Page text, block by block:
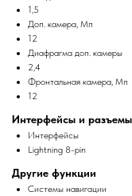
1,5
Доп. камера, Мп
12
Диафрагма доп. камеры
2,4
Фронтальная камера, Мп
12
Интерфейсы и разъемы
Интерфейсы
Lightning 8-pin
Другие функции
Системы навигации